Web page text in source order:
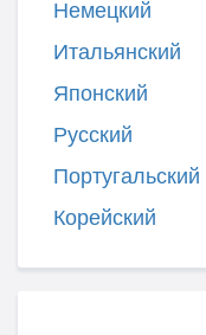
Немецкий
Итальянский
Японский
Русский
Португальский
Корейский